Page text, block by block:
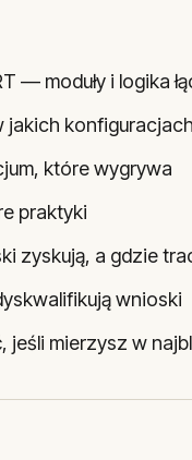
— moduły i logika
jakich konfiguracjach
które wygrywa
praktyki
zyskują, a gdzie
wnioski
mierzysz w